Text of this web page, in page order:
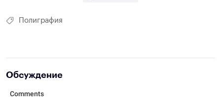
Полиграфия
Обсуждение